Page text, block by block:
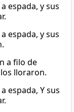
espada, y sus
espada, y sus
a filo de
lloraron.
espada, Y sus